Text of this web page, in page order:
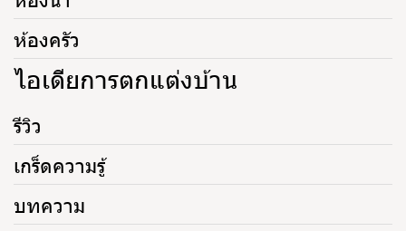
ห้องครัว
ไอเดียการตกแต่งบ้าน
รีวิว
เกร็ดความรู้
บทความ